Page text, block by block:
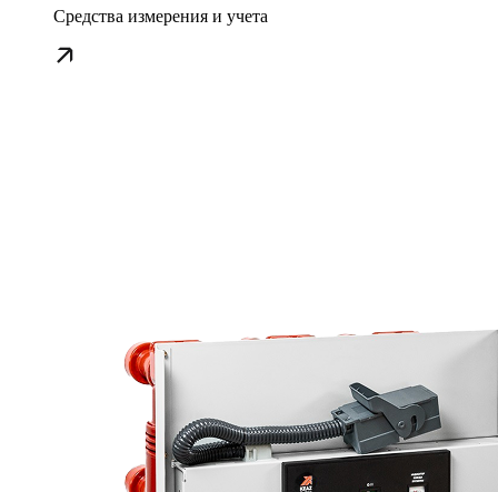
Средства измерения и учета